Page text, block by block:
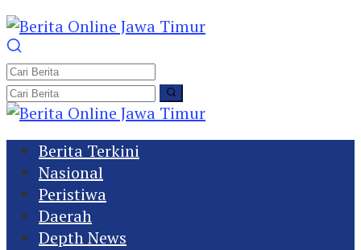
Berita Terkini
Nasional
Peristiwa
Daerah
Depth News